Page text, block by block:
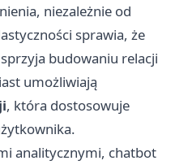
niezależnie od
sprawia, że
budowaniu relacji
umożliwiają
, która dostosowuje
analitycznymi, chatbot